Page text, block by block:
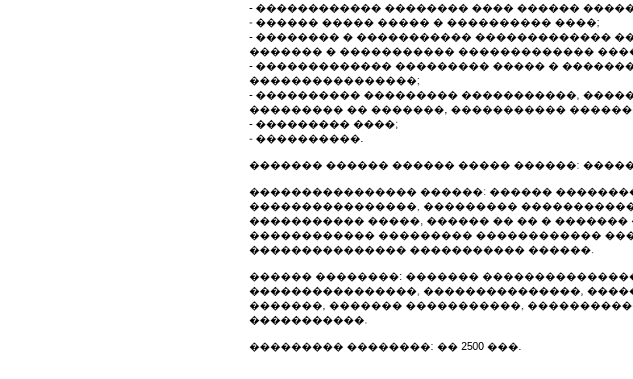
- ������������ �������� ���� ������
- ������ ����� ����� � ���������� ����;
- �������� � ����������� �������������
������� � ����������� �������������
- ������������� ��������� ����� �
����������������;
- ���������� ��������� �����������,
��������� �� �������, �����������
- ��������� ����;
- ����������.
������� ������ ������ ����� ������:
���������������� ������: ������
����������������, ���������
����������� �����, ������ �� �� � �������
������������ ��������� ������������
��������������� ����������� ������.
������ ��������: �������
����������������, ���������������,
�������, ������� �����������,
�����������.
��������� ��������: �� 2500 ���.